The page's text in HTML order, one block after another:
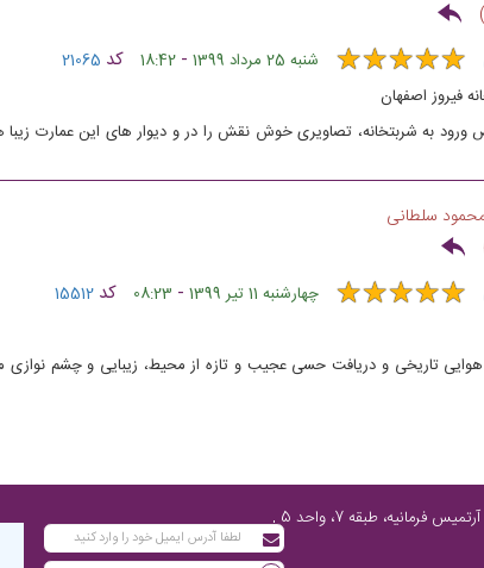
)
★★★★★
★★★★★ شنبه 25 مرداد 1399 -
18:42 کد 21065
فیروز اصفهان
به شربتخانه، تصاویری خوش نقش را در و دیوار های این عمارت زیبا
سلطانی
★★★★★
★★★★★ چهارشنبه 11 تیر 1399 -
08:23 کد 15512
تاریخی و دریافت حسی عجیب و تازه از محیط، زیبایی و چشم نوازی
تهران، پاسداران شمالی، پایین‌تر از چهارراه فرمانیه، مابین نارنجستان چهارم و رز، مجتمع آرتمیس فرمانیه، طبقه 7، واحد 5 ,